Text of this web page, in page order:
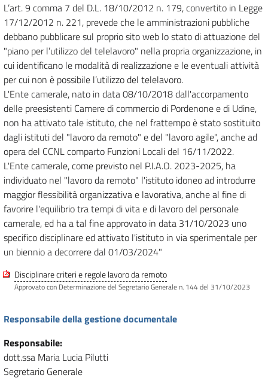
L’art. 9 comma 7 del D.L. 18/10/2012 n. 179, convertito in Legge
17/12/2012 n. 221, prevede che le amministrazioni pubbliche
debbano pubblicare sul proprio sito web lo stato di attuazione del
"piano per l’utilizzo del telelavoro" nella propria organizzazione, in
cui identificano le modalità di realizzazione e le eventuali attività
per cui non è possibile l’utilizzo del telelavoro.
L'Ente camerale, nato in data 08/10/2018 dall'accorpamento
delle preesistenti Camere di commercio di Pordenone e di Udine,
non ha attivato tale istituto, che nel frattempo è stato sostituito
dagli istituti del "lavoro da remoto" e del "lavoro agile", anche ad
opera del CCNL comparto Funzioni Locali del 16/11/2022.
L'Ente camerale, come previsto nel P.I.A.O. 2023-2025, ha
individuato nel "lavoro da remoto" l'istituto idoneo ad introdurre
maggior flessibilità organizzativa e lavorativa, anche al fine di
favorire l'equilibrio tra tempi di vita e di lavoro del personale
camerale, ed ha a tal fine approvato in data 31/10/2023 uno
specifico disciplinare ed attivato l'istituto in via sperimentale per
un biennio a decorrere dal 01/03/2024"
Disciplinare criteri e regole lavoro da remoto
Approvato con Determinazione del Segretario Generale n. 144 del 31/10/2023
Responsabile della gestione documentale
Responsabile:
dott.ssa Maria Lucia Pilutti
Segretario Generale